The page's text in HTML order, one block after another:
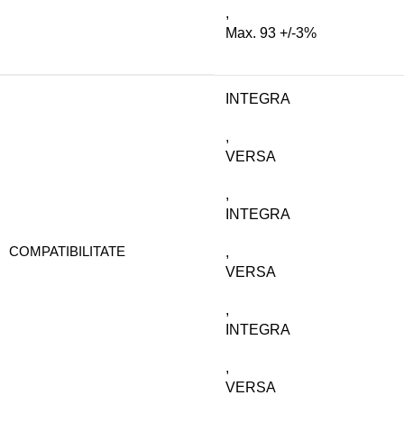
,
Max. 93 +/-3%
COMPATIBILITATE
INTEGRA
,
VERSA
,
INTEGRA
,
VERSA
,
INTEGRA
,
VERSA